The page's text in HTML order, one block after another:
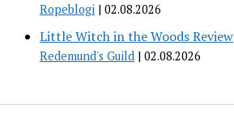
Ropeblogi 02.08.2026
Little Witch in the Woods Review
Redemund's Guild 02.08.2026